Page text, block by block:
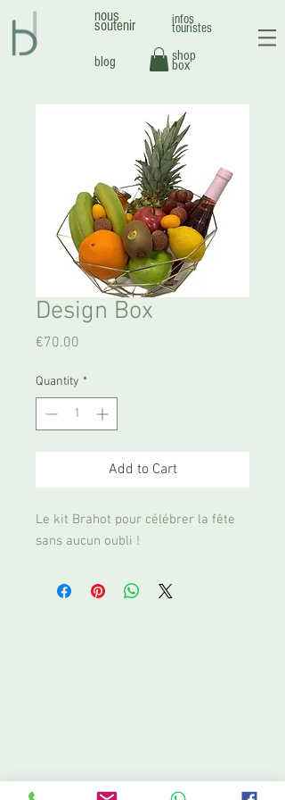
nous
soutenir infos
touristes
blog shop
box
Design Box
€70.00
Quantity *
Add to Cart
Le kit Brahot pour célébrer la fête
sans aucun oubli !